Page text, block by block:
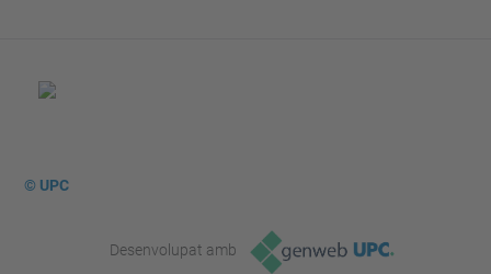
© UPC
Desenvolupat amb